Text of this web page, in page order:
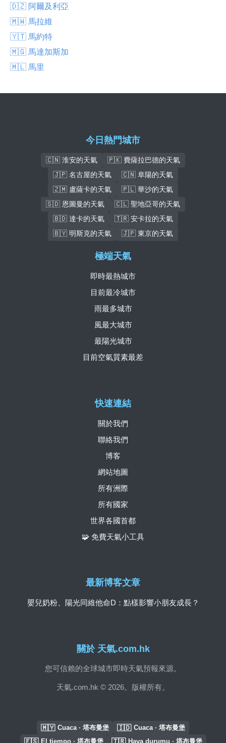
🇩🇿 阿爾及利亞
🇲🇼 馬拉維
🇾🇹 馬約特
🇲🇬 馬達加斯加
🇲🇱 馬里
今日熱門城市
🇨🇳 淮安的天氣
🇵🇰 費薩拉巴德的天氣
🇯🇵 名古屋的天氣
🇨🇳 阜陽的天氣
🇿🇲 盧薩卡的天氣
🇵🇱 華沙的天氣
🇸🇩 恩圖曼的天氣
🇨🇱 聖地亞哥的天氣
🇧🇩 達卡的天氣
🇹🇷 安卡拉的天氣
🇧🇾 明斯克的天氣
🇯🇵 東京的天氣
關於 天氣.com.hk
您可信賴的全球城市即時天氣預報來源。
天氣.com.hk © 2026。版權所有。
快速連結
關於我們
聯絡我們
博客
網站地圖
所有洲際
所有國家
世界各國首都
🧩 免費天氣小工具
極端天氣
即時最熱城市
目前最冷城市
雨最多城市
風最大城市
最陽光城市
目前空氣質素最差
最新博客文章
嬰兒奶粉、陽光同維他命D：點樣影響小朋友成長？
🇲🇾 Cuaca · 塔布曼堡 🇮🇩 Cuaca · 塔布曼堡
El tiempo · 塔布曼堡 Hava durumu · 塔布曼堡